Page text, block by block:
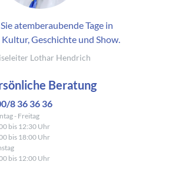
atemberaubende Tage in
Geschichte und Show.
Lothar Hendrich
Beratung
8 36 36 36
- Freitag
bis 12:30 Uhr
bis 18:00 Uhr
bis 12:00 Uhr